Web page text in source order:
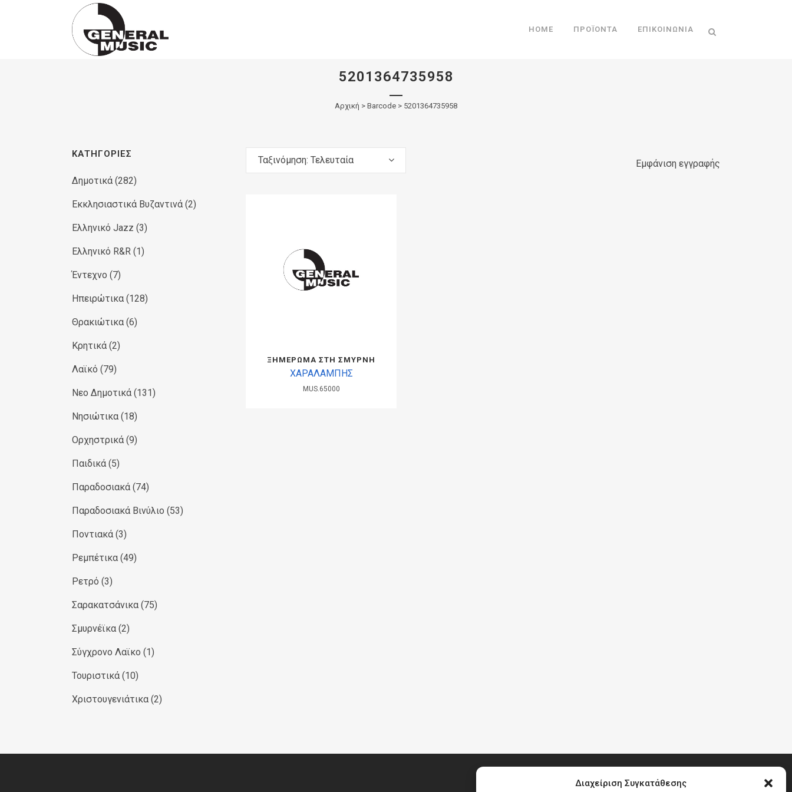
Διαχείριση Συγκατάθεσης
Products
HOME ΠΡΟΪΌΝΤΑ ΕΠΙΚΟΙΝΩΝΊΑ
5201364735958
Αρχική > Barcode > 5201364735958
ΚΑΤΗΓΟΡΊΕΣ
Δημοτικά (282)
Εκκλησιαστικά Βυζαντινά (2)
Ελληνικό Jazz (3)
Ελληνικό R&R (1)
Έντεχνο (7)
Ηπειρώτικα (128)
Θρακιώτικα (6)
Κρητικά (2)
Λαϊκό (79)
Νεο Δημοτικά (131)
Νησιώτικα (18)
Ορχηστρικά (9)
Παιδικά (5)
Παραδοσιακά (74)
Παραδοσιακά Βινύλιο (53)
Ποντιακά (3)
Ρεμπέτικα (49)
Ρετρό (3)
Σαρακατσάνικα (75)
Σμυρνέϊκα (2)
Σύγχρονο Λαϊκο (1)
Τουριστικά (10)
Χριστουγενιάτικα (2)
Εμφάνιση εγγραφής
Ταξινόμηση: Τελευταία
ΞΗΜΕΡΩΜΑ ΣΤΗ ΣΜΥΡΝΗ
ΧΑΡΑΛΑΜΠΗΣ
MUS.65000